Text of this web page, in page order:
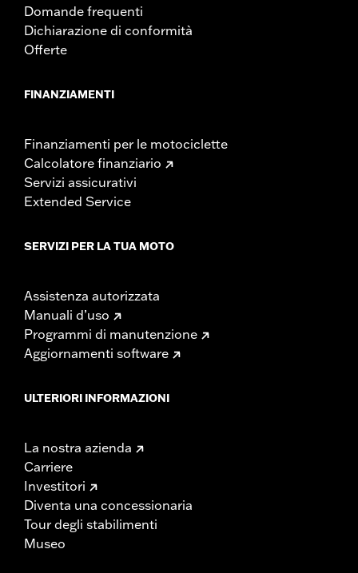
Domande frequenti
Dichiarazione di conformità
Offerte
FINANZIAMENTI
Finanziamenti per le motociclette
Calcolatore finanziario
Servizi assicurativi
Extended Service
SERVIZI PER LA TUA MOTO
Assistenza autorizzata
Manuali d’uso
Programmi di manutenzione
Aggiornamenti software
ULTERIORI INFORMAZIONI
La nostra azienda
Carriere
Investitori
Diventa una concessionaria
Tour degli stabilimenti
Museo